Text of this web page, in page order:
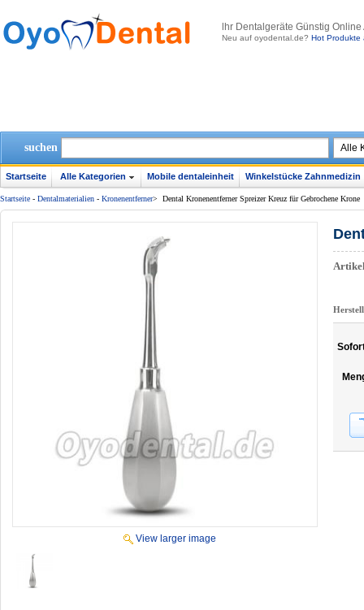
lhr Dentalgeräte Günstig
Neu auf oyodental.de? Hot Produkte
suchen
Startseite Alle Kategorien Mobile dentaleinheit Winkelstücke Zahnmedizin
Startseite - Dentalmaterialien - Kronenentferner> Dental Kronenentferner Spreizer Kreuz für Gebrochene Krone
View larger image